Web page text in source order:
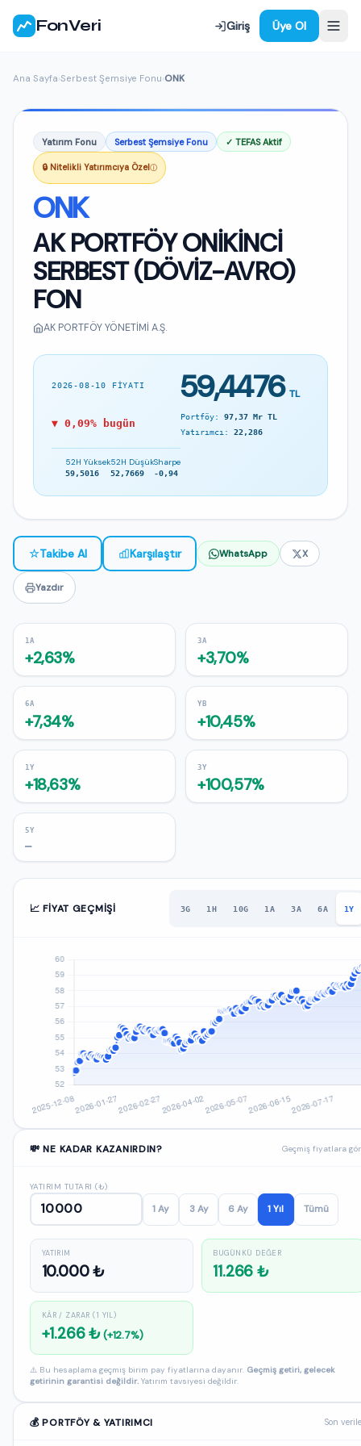
FonVeri Giriş Üye Ol
Ana Sayfa›Serbest Şemsiye Fonu›ONK
Yatırım Fonu Serbest Şemsiye Fonu ✓ TEFAS Aktif
🔒 Nitelikli Yatırımcıya Özelⓘ
ONK
AK PORTFÖY ONİKİNCİ
SERBEST (DÖVİZ-AVRO)
FON
AK PORTFÖY YÖNETİMİ A.Ş.
2026-08-10 FIYATI 59,4476 TL
▼ 0,09% bugün
Portföy: 97,37 Mr TL
Yatırımcı: 22,286
52H Yüksek
59,5016
52H Düşük
52,7669
Sharpe
-0,94
☆Takibe Al Karşılaştır WhatsApp X
Yazdır
1A
+2,63%
3A
+3,70%
6A
+7,34%
YB
+10,45%
1Y
+18,63%
3Y
+100,57%
5Y
—
📈 FIYAT GEÇMIŞI 3G 1H 10G 1A 3A 6A 1Y
💸 NE KADAR KAZANIRDIN? Geçmiş fiyatlara
YATIRIM TUTARI (₺)
1 Ay 3 Ay 6 Ay 1 Yıl Tümü
YATIRIM
10.000 ₺
BUGÜNKÜ DEĞER
11.266 ₺
KÂR / ZARAR (1 YIL)
+1.266 ₺(+12.7%)
⚠️ Bu hesaplama geçmiş birim pay fiyatlarına dayanır. Geçmiş getiri, gelecek
getirinin garantisi değildir. Yatırım tavsiyesi değildir.
💰 PORTFÖY & YATIRIMCI Son